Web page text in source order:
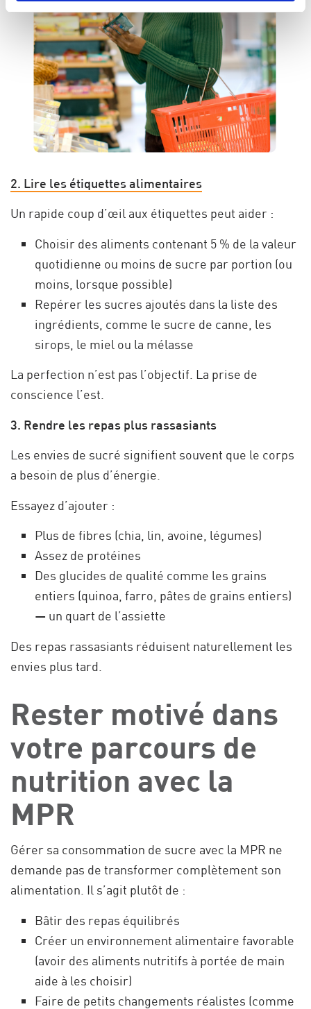
2. Lire les étiquettes alimentaires
Un rapide coup d’œil aux étiquettes peut aider :
Choisir des aliments contenant 5 % de la valeur
quotidienne ou moins de sucre par portion (ou
moins, lorsque possible)
Repérer les sucres ajoutés dans la liste des
ingrédients, comme le sucre de canne, les
sirops, le miel ou la mélasse
La perfection n’est pas l’objectif. La prise de
conscience l’est.
3. Rendre les repas plus rassasiants
Les envies de sucré signifient souvent que le corps
a besoin de plus d’énergie.
Essayez d’ajouter :
Plus de fibres (chia, lin, avoine, légumes)
Assez de protéines
Des glucides de qualité comme les grains
entiers (quinoa, farro, pâtes de grains entiers)
— un quart de l’assiette
Des repas rassasiants réduisent naturellement les
envies plus tard.
Rester motivé dans
votre parcours de
nutrition avec la
MPR
Gérer sa consommation de sucre avec la MPR ne
demande pas de transformer complètement son
alimentation. Il s’agit plutôt de :
Bâtir des repas équilibrés
Créer un environnement alimentaire favorable
(avoir des aliments nutritifs à portée de main
aide à les choisir)
Faire de petits changements réalistes (comme